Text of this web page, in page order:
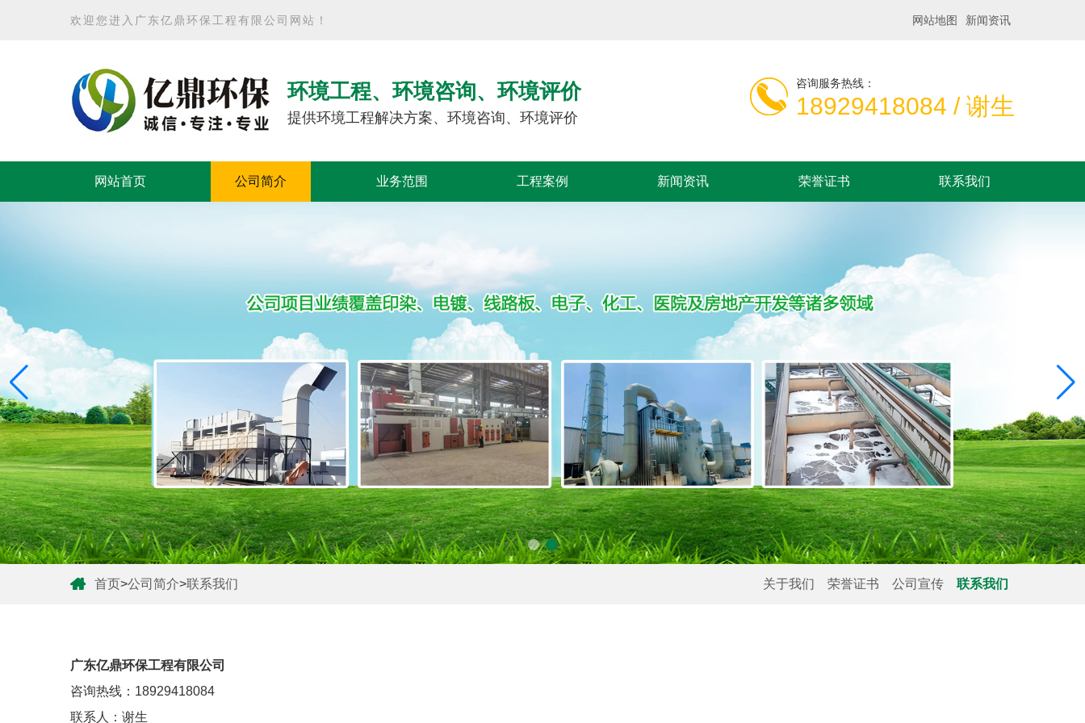
欢迎您进入广东亿鼎环保工程有限公司网站！ 网站地图 新闻资讯
环境工程、环境咨询、环境评价
提供环境工程解决方案、环境咨询、环境评价
咨询服务热线：
18929418084 / 谢生
网站首页 公司简介 业务范围 工程案例 新闻资讯 荣誉证书 联系我们
首页>公司简介>联系我们 关于我们 荣誉证书 公司宣传 联系我们
广东亿鼎环保工程有限公司
咨询热线：18929418084
联系人：谢生